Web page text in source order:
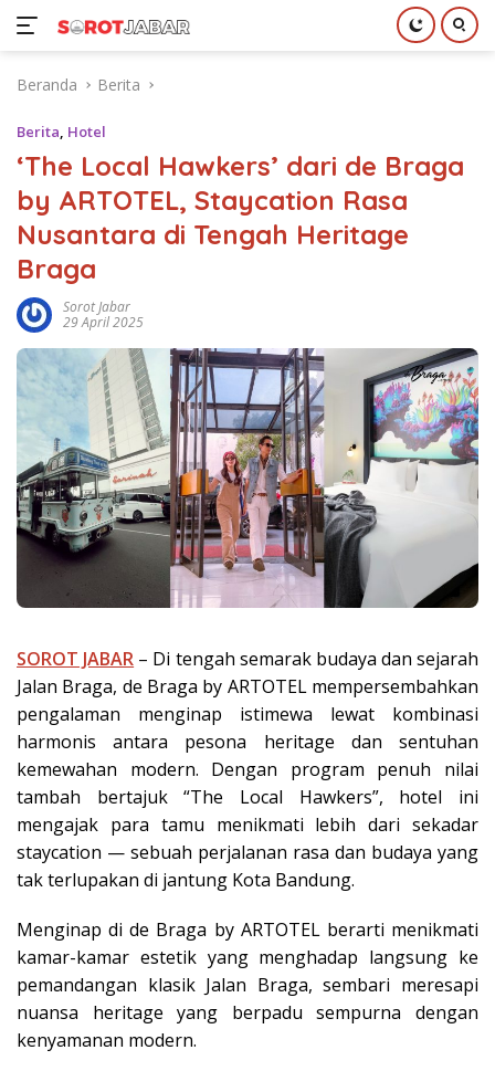
Beranda Berita
Berita, Hotel
‘The Local Hawkers’ dari de Braga
by ARTOTEL, Staycation Rasa
Nusantara di Tengah Heritage
Braga
Sorot Jabar
29 April 2025
SOROT JABAR – Di tengah semarak budaya dan sejarah
Jalan Braga, de Braga by ARTOTEL mempersembahkan
pengalaman menginap istimewa lewat kombinasi
harmonis antara pesona heritage dan sentuhan
kemewahan modern. Dengan program penuh nilai
tambah bertajuk “The Local Hawkers”, hotel ini
mengajak para tamu menikmati lebih dari sekadar
staycation — sebuah perjalanan rasa dan budaya yang
tak terlupakan di jantung Kota Bandung.
Menginap di de Braga by ARTOTEL berarti menikmati
kamar-kamar estetik yang menghadap langsung ke
pemandangan klasik Jalan Braga, sembari meresapi
nuansa heritage yang berpadu sempurna dengan
kenyamanan modern.